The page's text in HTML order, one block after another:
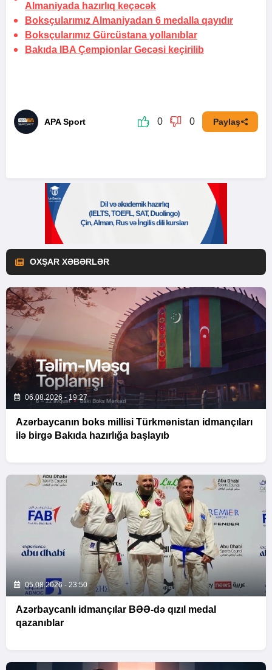
Almaniyada hazırlıq keçəcək
Boksçularımız Almaniyadan 6 medalla qayıdır
Boksçularımız Gürcüstana yollanıblar
Bakıda IBA Çempionlar Gecəsi keçirilib
APA Sport 0 0 Paylaş
OXŞAR XƏBƏRLƏR
06.08.2026 - 19:27
Azərbaycanın boks millisi Türkmənistan idmançıları
ilə birgə Bakıda hazırlığa başlayıb
05.08.2026 - 23:50
Azərbaycanlı idmançılar BƏƏ-də qızıl medal
qazanıblar